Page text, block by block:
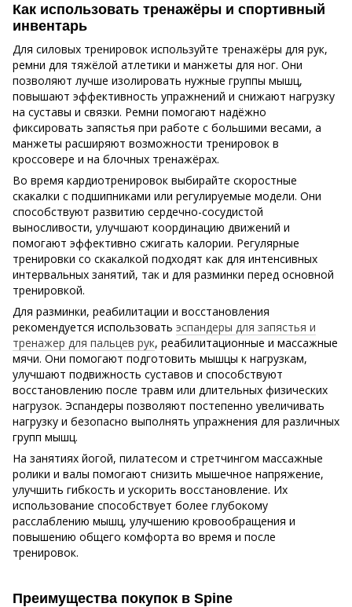
Как использовать тренажёры и спортивный
инвентарь
Для силовых тренировок используйте тренажёры для рук,
ремни для тяжёлой атлетики и манжеты для ног. Они
позволяют лучше изолировать нужные группы мышц,
повышают эффективность упражнений и снижают нагрузку
на суставы и связки. Ремни помогают надёжно
фиксировать запястья при работе с большими весами, а
манжеты расширяют возможности тренировок в
кроссовере и на блочных тренажёрах.
Во время кардиотренировок выбирайте скоростные
скакалки с подшипниками или регулируемые модели. Они
способствуют развитию сердечно-сосудистой
выносливости, улучшают координацию движений и
помогают эффективно сжигать калории. Регулярные
тренировки со скакалкой подходят как для интенсивных
интервальных занятий, так и для разминки перед основной
тренировкой.
Для разминки, реабилитации и восстановления
рекомендуется использовать эспандеры для запястья и
тренажер для пальцев рук, реабилитационные и массажные
мячи. Они помогают подготовить мышцы к нагрузкам,
улучшают подвижность суставов и способствуют
восстановлению после травм или длительных физических
нагрузок. Эспандеры позволяют постепенно увеличивать
нагрузку и безопасно выполнять упражнения для различных
групп мышц.
На занятиях йогой, пилатесом и стретчингом массажные
ролики и валы помогают снизить мышечное напряжение,
улучшить гибкость и ускорить восстановление. Их
использование способствует более глубокому
расслаблению мышц, улучшению кровообращения и
повышению общего комфорта во время и после
тренировок.
Преимущества покупок в Spine